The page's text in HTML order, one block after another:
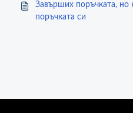
Завърших поръчката, но
поръчката си